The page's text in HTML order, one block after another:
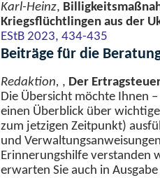
Karl-Heinz,
Kriegsflüchtlingen aus der
EStB 2023, 434-435
Beiträge für die
Redaktion, , Der
Die Übersicht möchte Ihnen
einen Überblick über
zum jetzigen Zeitpunkt)
und
Erinnerungshilfe verstanden
erwarten Sie auch in